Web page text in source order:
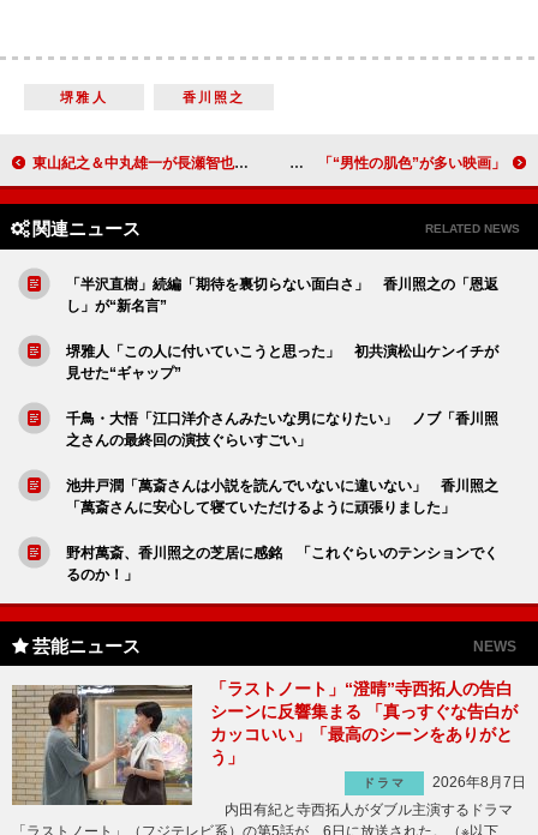
堺雅人 香川照之
東山紀之＆中丸雄一が長瀬智也にコメント 新たな道に期待「爆発を見たい」 竜星涼＆犬飼貴丈「心も体も丸裸になってしまった」 「“男性の肌色”が多い映画」
関連ニュース RELATED NEWS
「半沢直樹」続編「期待を裏切らない面白さ」 香川照之の「恩返
し」が“新名言”
堺雅人「この人に付いていこうと思った」 初共演松山ケンイチが
見せた“ギャップ”
千鳥・大悟「江口洋介さんみたいな男になりたい」 ノブ「香川照
之さんの最終回の演技ぐらいすごい」
池井戸潤「萬斎さんは小説を読んでいないに違いない」 香川照之
「萬斎さんに安心して寝ていただけるように頑張りました」
野村萬斎、香川照之の芝居に感銘 「これぐらいのテンションでく
るのか！」
芸能ニュース NEWS
「ラストノート」“澄晴”寺西拓人の告白
シーンに反響集まる 「真っすぐな告白が
カッコいい」「最高のシーンをありがと
う」
ドラマ
2026年8月7日
内田有紀と寺西拓人がダブル主演するドラマ
「ラストノート」（フジテレビ系）の第5話が、6日に放送された。（※以下、